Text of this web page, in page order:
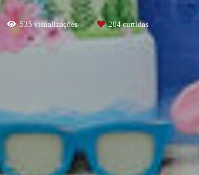
535 visualizações 204curtidas